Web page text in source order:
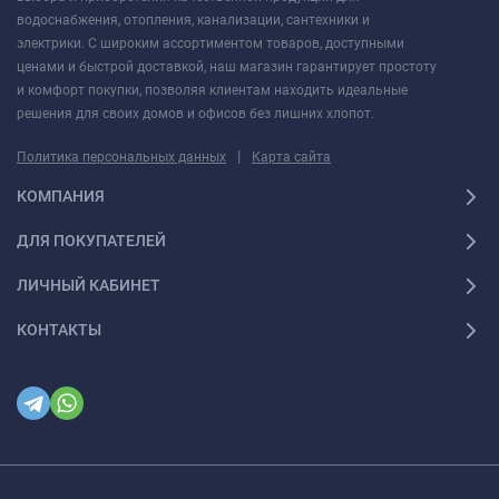
водоснабжения, отопления, канализации, сантехники и
электрики. С широким ассортиментом товаров, доступными
ценами и быстрой доставкой, наш магазин гарантирует простоту
и комфорт покупки, позволяя клиентам находить идеальные
решения для своих домов и офисов без лишних хлопот.
Политика персональных данных | Карта сайта
КОМПАНИЯ
ДЛЯ ПОКУПАТЕЛЕЙ
ЛИЧНЫЙ КАБИНЕТ
КОНТАКТЫ